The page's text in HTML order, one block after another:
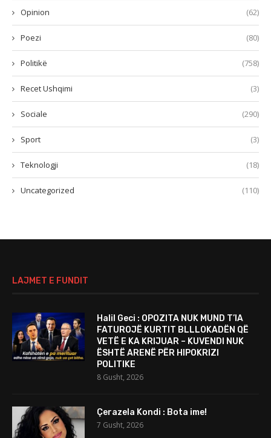
Opinion (62)
Poezi (80)
Politikë (758)
Recet Ushqimi (3)
Sociale (290)
Sport (3)
Teknologji (18)
Uncategorized (110)
LAJMET E FUNDIT
Halil Geci : OPOZITA NUK MUND T’IA
FATUROJË KURTIT BLLLOKADËN QË
VETË E KA KRIJUAR – KUVENDI NUK
ËSHTË ARENË PËR HIPOKRIZI
POLITIKE
8 Gusht, 2026
Çerazela Kondi : Bota ime!
7 Gusht, 2026